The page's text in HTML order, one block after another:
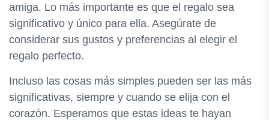
amiga. Lo más importante es que el regalo sea
significativo y único para ella. Asegúrate de
considerar sus gustos y preferencias al elegir el
regalo perfecto.
Incluso las cosas más simples pueden ser las más
significativas, siempre y cuando se elija con el
corazón. Esperamos que estas ideas te hayan